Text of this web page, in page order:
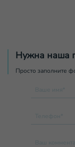
Нужна наша
Просто заполните
Ваше имя*
Телефон*
Ваш